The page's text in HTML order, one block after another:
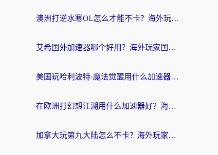
澳洲打逆水寒OL怎么才能不卡？海外玩家国服游戏加速终极指南（附梦幻模拟战地铁跑酷解决办法）
艾希国外加速器哪个好用？海外玩家国服游戏畅玩终极指南（附欧洲玩鸣潮街头篮球实测）
美国玩哈利波特·魔法觉醒用什么加速器？告别延迟的终极指南（含免费QQ炫舞方案+印尼妄想山海秘籍）
在欧洲打幻想江湖用什么加速器好？海外玩家国服游戏畅玩指南
加拿大玩第九大陆怎么不卡？海外玩家国服游戏加速全攻略（附足球世界萤火突击实测）